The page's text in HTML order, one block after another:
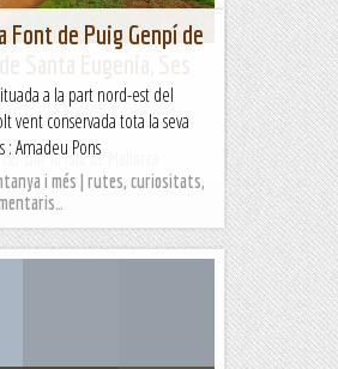
Santa Eugenia, Ses
por la isla de Mallorca
Font de Puig Genpí de
a la part nord-est del
vent conservada tota la seva
: Amadeu Pons
i més | rutes, curiositats,